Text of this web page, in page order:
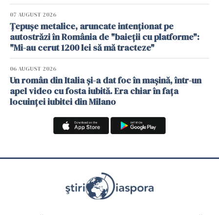
07 AUGUST 2026
Țepușe metalice, aruncate intenționat pe
autostrăzi în România de "baieții cu platforme":
"Mi-au cerut 1200 lei să mă tracteze"
06 AUGUST 2026
Un român din Italia și-a dat foc în mașină, într-un
apel video cu fosta iubită. Era chiar în fața
locuinței iubitei din Milano